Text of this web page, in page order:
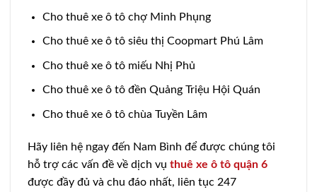
Cho thuê xe ô tô chợ Minh Phụng
Cho thuê xe ô tô siêu thị Coopmart Phú Lâm
Cho thuê xe ô tô miếu Nhị Phủ
Cho thuê xe ô tô đền Quảng Triệu Hội Quán
Cho thuê xe ô tô chùa Tuyền Lâm
Hãy liên hệ ngay đến Nam Bình để được chúng tôi
hỗ trợ các vấn đề về dịch vụ thuê xe ô tô quận 6
được đầy đủ và chu đáo nhất, liên tục 247